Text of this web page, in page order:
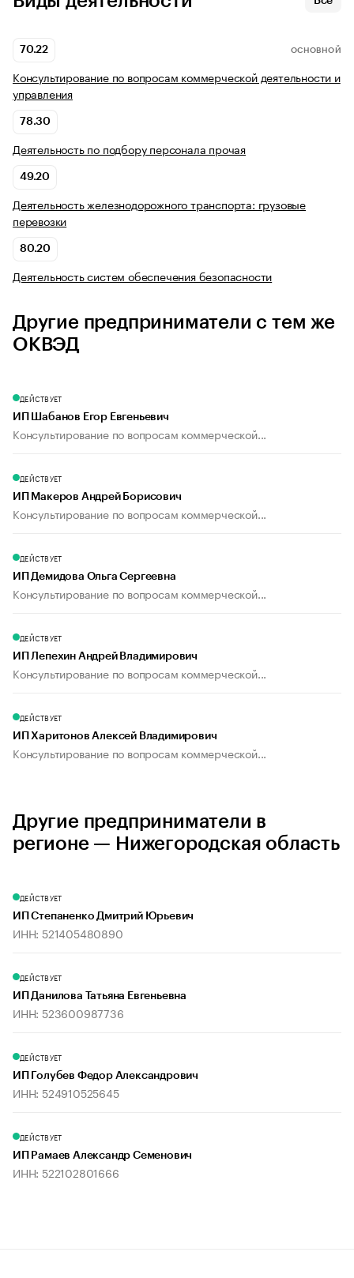
70.22 ОСНОВНОЙ
Консультирование по вопросам коммерческой деятельности и
управления
78.30
Деятельность по подбору персонала прочая
49.20
Деятельность железнодорожного транспорта: грузовые
перевозки
80.20
Деятельность систем обеспечения безопасности
Другие предприниматели с тем же
ОКВЭД
ДЕЙСТВУЕТ
ИП Шабанов Егор Евгеньевич
Консультирование по вопросам коммерческой...
ДЕЙСТВУЕТ
ИП Макеров Андрей Борисович
Консультирование по вопросам коммерческой...
ДЕЙСТВУЕТ
ИП Демидова Ольга Сергеевна
Консультирование по вопросам коммерческой...
ДЕЙСТВУЕТ
ИП Лепехин Андрей Владимирович
Консультирование по вопросам коммерческой...
ДЕЙСТВУЕТ
ИП Харитонов Алексей Владимирович
Консультирование по вопросам коммерческой...
Другие предприниматели в
регионе — Нижегородская область
ДЕЙСТВУЕТ
ИП Степаненко Дмитрий Юрьевич
ИНН: 521405480890
ДЕЙСТВУЕТ
ИП Данилова Татьяна Евгеньевна
ИНН: 523600987736
ДЕЙСТВУЕТ
ИП Голубев Федор Александрович
ИНН: 524910525645
ДЕЙСТВУЕТ
ИП Рамаев Александр Семенович
ИНН: 522102801666